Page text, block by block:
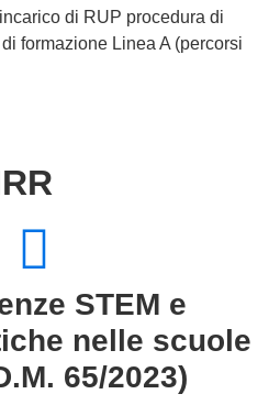
di RUP procedura di
formazione Linea A (percorsi
STEM e
nelle scuole
65/2023)